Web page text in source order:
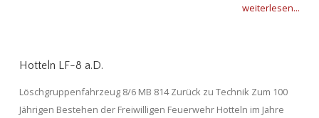
weiterlesen...
Hotteln LF-8 a.D.
Löschgruppenfahrzeug 8/6 MB 814 Zurück zu Technik Zum 100
Jährigen Bestehen der Freiwilligen Feuerwehr Hotteln im Jahre